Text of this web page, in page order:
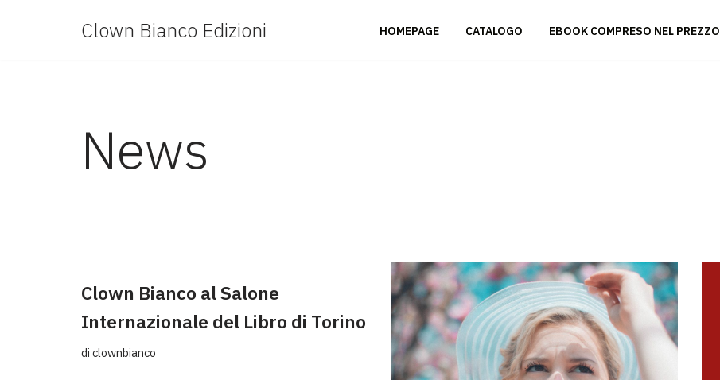
Clown Bianco Edizioni HOMEPAGE CATALOGO EBOOK COMPRESO NEL PREZZO
News
Clown Bianco al Salone
Internazionale del Libro di Torino
di clownbianco